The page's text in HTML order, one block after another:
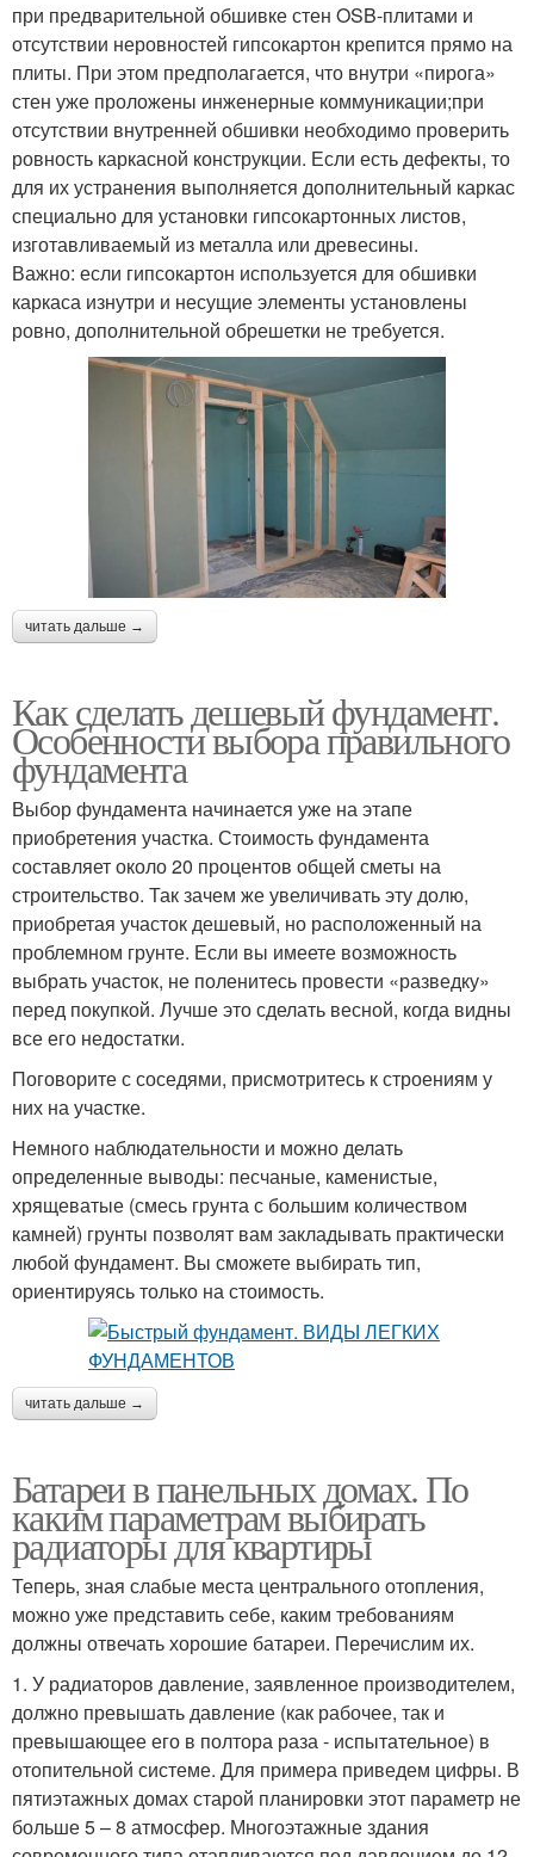
при предварительной обшивке стен OSB-плитами и
отсутствии неровностей гипсокартон крепится прямо на
плиты. При этом предполагается, что внутри «пирога»
стен уже проложены инженерные коммуникации;при
отсутствии внутренней обшивки необходимо проверить
ровность каркасной конструкции. Если есть дефекты, то
для их устранения выполняется дополнительный каркас
специально для установки гипсокартонных листов,
изготавливаемый из металла или древесины.
Важно: если гипсокартон используется для обшивки
каркаса изнутри и несущие элементы установлены
ровно, дополнительной обрешетки не требуется.
читать дальше →
Как сделать дешевый фундамент.
Особенности выбора правильного
фундамента
Выбор фундамента начинается уже на этапе
приобретения участка. Стоимость фундамента
составляет около 20 процентов общей сметы на
строительство. Так зачем же увеличивать эту долю,
приобретая участок дешевый, но расположенный на
проблемном грунте. Если вы имеете возможность
выбрать участок, не поленитесь провести «разведку»
перед покупкой. Лучше это сделать весной, когда видны
все его недостатки.
Поговорите с соседями, присмотритесь к строениям у
них на участке.
Немного наблюдательности и можно делать
определенные выводы: песчаные, каменистые,
хрящеватые (смесь грунта с большим количеством
камней) грунты позволят вам закладывать практически
любой фундамент. Вы сможете выбирать тип,
ориентируясь только на стоимость.
читать дальше →
Батареи в панельных домах. По
каким параметрам выбирать
радиаторы для квартиры
Теперь, зная слабые места центрального отопления,
можно уже представить себе, каким требованиям
должны отвечать хорошие батареи. Перечислим их.
1. У радиаторов давление, заявленное производителем,
должно превышать давление (как рабочее, так и
превышающее его в полтора раза - испытательное) в
отопительной системе. Для примера приведем цифры. В
пятиэтажных домах старой планировки этот параметр не
больше 5 – 8 атмосфер. Многоэтажные здания